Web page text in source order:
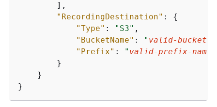
        ],
"RecordingDestination" : {
"Type" : "S3" ,
"BucketName" : " valid-bucket-
"Prefix" : " valid-prefix-name
        }
    }
}